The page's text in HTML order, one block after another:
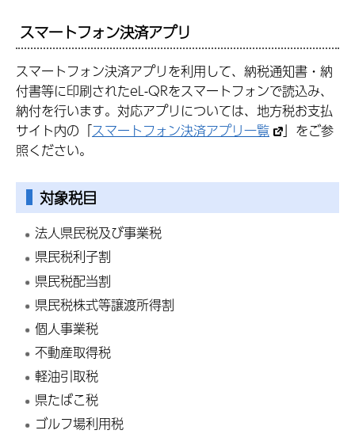
スマートフォン決済アプリ
スマートフォン決済アプリを利用して、納税通知書・納
付書等に印刷されたeL-QRをスマートフォンで読込み、
納付を行います。対応アプリについては、地方税お支払
サイト内の「スマートフォン決済アプリ一覧
」をご参
照ください。
対象税目
法人県民税及び事業税
県民税利子割
県民税配当割
県民税株式等譲渡所得割
個人事業税
不動産取得税
軽油引取税
県たばこ税
ゴルフ場利用税